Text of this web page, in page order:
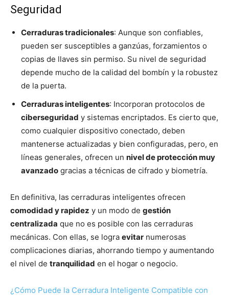
Seguridad
Cerraduras tradicionales: Aunque son confiables,
pueden ser susceptibles a ganzúas, forzamientos o
copias de llaves sin permiso. Su nivel de seguridad
depende mucho de la calidad del bombín y la robustez
de la puerta.
Cerraduras inteligentes: Incorporan protocolos de
ciberseguridad y sistemas encriptados. Es cierto que,
como cualquier dispositivo conectado, deben
mantenerse actualizadas y bien configuradas, pero, en
líneas generales, ofrecen un nivel de protección muy
avanzado gracias a técnicas de cifrado y biometría.
En definitiva, las cerraduras inteligentes ofrecen
comodidad y rapidez y un modo de gestión
centralizada que no es posible con las cerraduras
mecánicas. Con ellas, se logra evitar numerosas
complicaciones diarias, ahorrando tiempo y aumentando
el nivel de tranquilidad en el hogar o negocio.
¿Cómo Puede la Cerradura Inteligente Compatible con